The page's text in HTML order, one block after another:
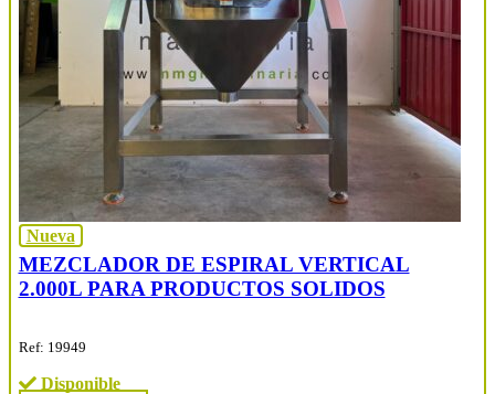
Nueva
MEZCLADOR DE ESPIRAL VERTICAL
2.000L PARA PRODUCTOS SOLIDOS
Ref: 19949
Disponible